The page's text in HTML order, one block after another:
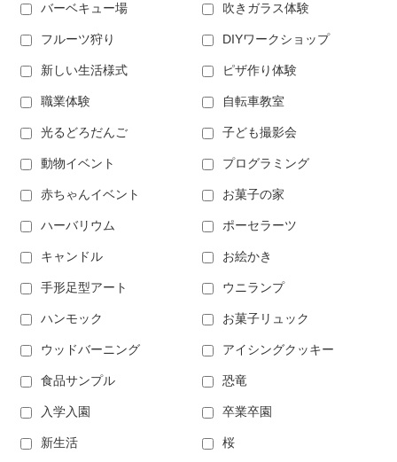
バーベキュー場 吹きガラス体験
フルーツ狩り DIYワークショップ
新しい生活様式 ピザ作り体験
職業体験 自転車教室
光るどろだんご 子ども撮影会
動物イベント プログラミング
赤ちゃんイベント お菓子の家
ハーバリウム ポーセラーツ
キャンドル お絵かき
手形足型アート ウニランプ
ハンモック お菓子リュック
ウッドバーニング アイシングクッキー
食品サンプル 恐竜
入学入園 卒業卒園
新生活 桜